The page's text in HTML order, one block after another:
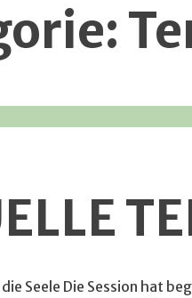
Seele Die Session hat